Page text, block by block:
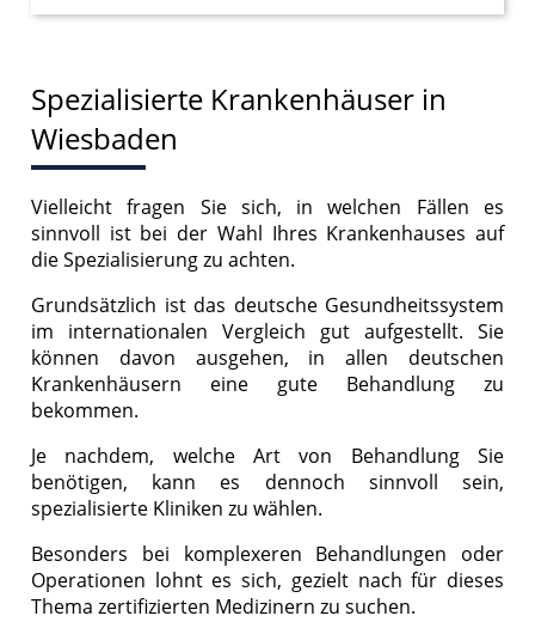
Spezialisierte Krankenhäuser in
Wiesbaden
Vielleicht fragen Sie sich, in welchen Fällen es
sinnvoll ist bei der Wahl Ihres Krankenhauses auf
die Spezialisierung zu achten.
Grundsätzlich ist das deutsche Gesundheitssystem
im internationalen Vergleich gut aufgestellt. Sie
können davon ausgehen, in allen deutschen
Krankenhäusern eine gute Behandlung zu
bekommen.
Je nachdem, welche Art von Behandlung Sie
benötigen, kann es dennoch sinnvoll sein,
spezialisierte Kliniken zu wählen.
Besonders bei komplexeren Behandlungen oder
Operationen lohnt es sich, gezielt nach für dieses
Thema zertifizierten Medizinern zu suchen.